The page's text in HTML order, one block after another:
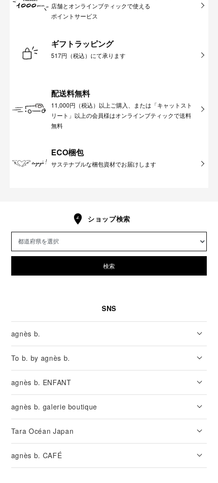
店舗とオンラインブティックで使える
ポイントサービス
ギフトラッピング
517円（税込）にて承ります
配送料無料
11,000円（税込）以上ご購入、または「キャットスト
リート」以上の会員様はオンラインブティックで送料
無料
ECO梱包
サステナブルな梱包資材でお届けします
ショップ検索
検索
SNS
agnès b.
To b. by agnès b.
agnès b. ENFANT
agnès b. galerie boutique
Tara Océan Japan
agnès b. CAFÉ